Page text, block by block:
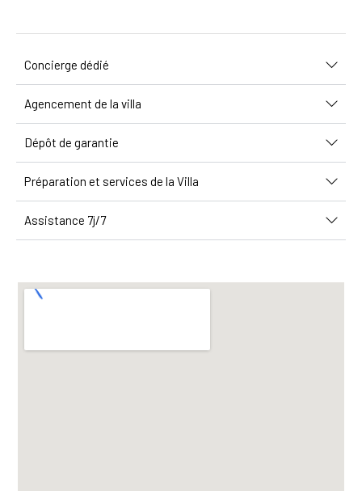
Concierge dédié
Agencement de la villa
Dépôt de garantie
Préparation et services de la Villa
Assistance 7j/7